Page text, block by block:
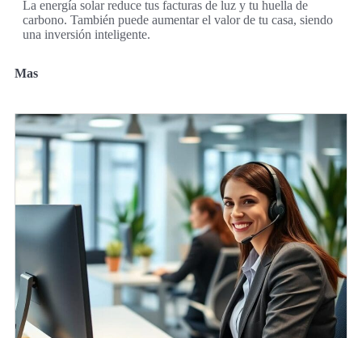
La energía solar reduce tus facturas de luz y tu huella de
carbono. También puede aumentar el valor de tu casa, siendo
una inversión inteligente.
Mas